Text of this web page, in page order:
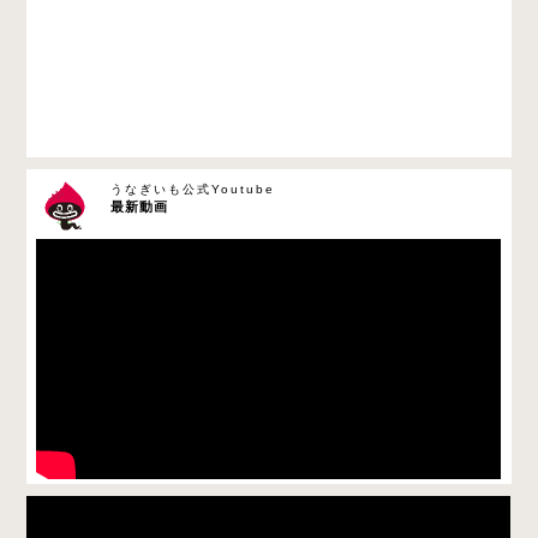
最新動画
うなぎいも公式Youtube